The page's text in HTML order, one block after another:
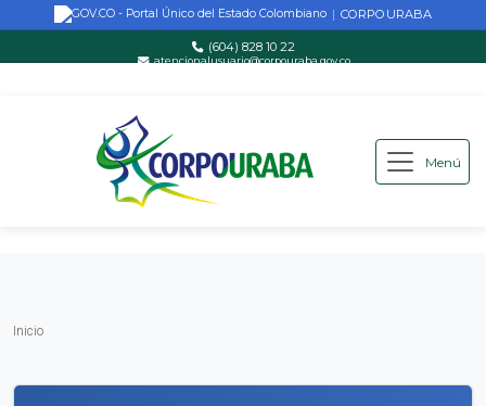
Saltar al contenido principal
| CORPOURABA
(604) 828 10 22
atencionalusuario@corpouraba.gov.co
Menú
Inicio